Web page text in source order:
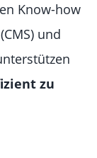
Know-how
und
zu